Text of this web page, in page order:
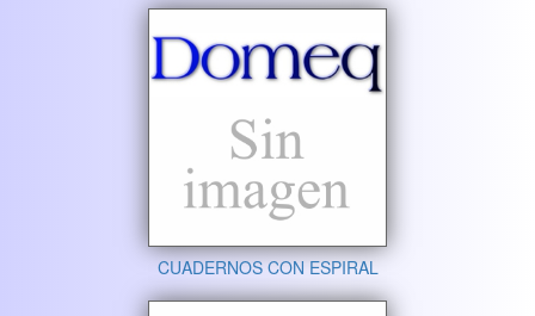
CUADERNOS CON ESPIRAL